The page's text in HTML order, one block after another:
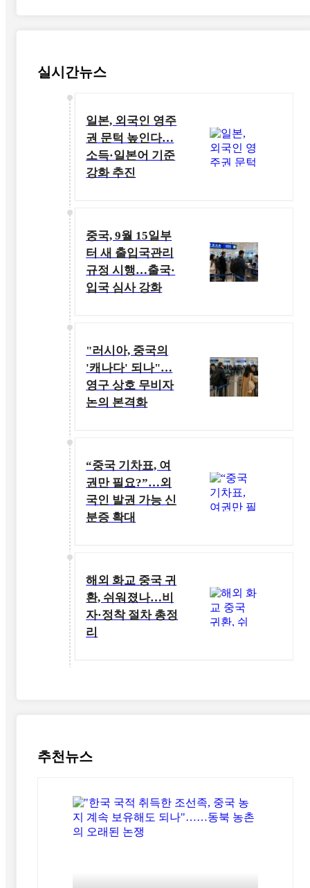
실시간뉴스
일본, 외국인 영주
권 문턱 높인다…
소득·일본어 기준
강화 추진
중국, 9월 15일부
터 새 출입국관리
규정 시행…출국·
입국 심사 강화
"러시아, 중국의
'캐나다' 되나"…
영구 상호 무비자
논의 본격화
“중국 기차표, 여
권만 필요?”…외
국인 발권 가능 신
분증 확대
해외 화교 중국 귀
환, 쉬워졌나…비
자·정착 절차 총정
리
추천뉴스